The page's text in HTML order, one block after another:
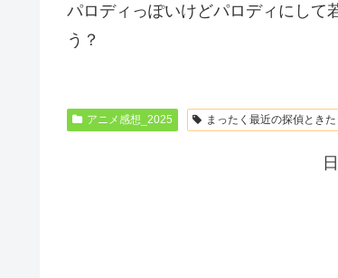
パロディっぽいけどパロディにして
う？
アニメ感想_2025 まったく最近の探偵ときた